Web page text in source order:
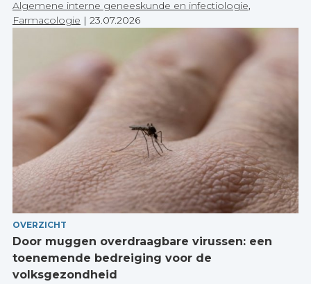
Algemene interne geneeskunde en infectiologie,
Farmacologie | 23.07.2026
OVERZICHT
Door muggen overdraagbare virussen: een
toenemende bedreiging voor de
volksgezondheid